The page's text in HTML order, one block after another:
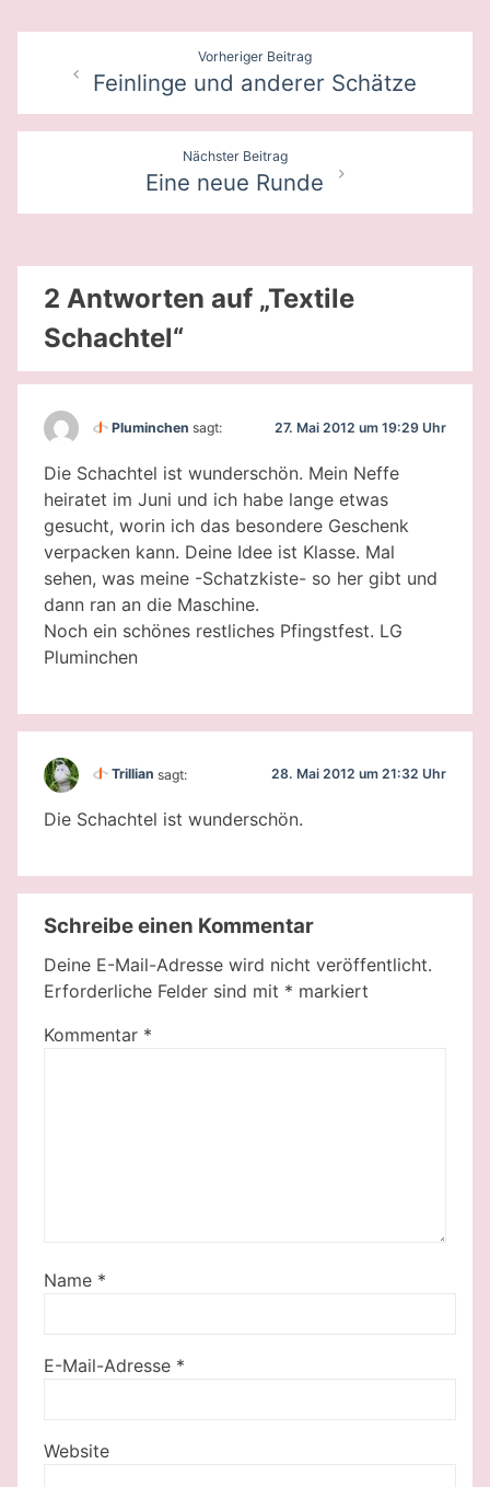
Beitragsnavigation
Vorheriger Beitrag
Feinlinge und anderer Schätze
Nächster Beitrag
Eine neue Runde
2 Antworten auf „Textile
Schachtel“
Pluminchen sagt: 27. Mai 2012 um 19:29 Uhr
Die Schachtel ist wunderschön. Mein Neffe
heiratet im Juni und ich habe lange etwas
gesucht, worin ich das besondere Geschenk
verpacken kann. Deine Idee ist Klasse. Mal
sehen, was meine -Schatzkiste- so her gibt und
dann ran an die Maschine.
Noch ein schönes restliches Pfingstfest. LG
Pluminchen
Trillian sagt: 28. Mai 2012 um 21:32 Uhr
Die Schachtel ist wunderschön.
Schreibe einen Kommentar
Deine E-Mail-Adresse wird nicht veröffentlicht.
Erforderliche Felder sind mit * markiert
Kommentar *
Name *
E-Mail-Adresse *
Website